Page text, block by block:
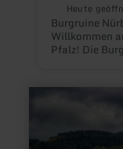
Heute
Burgruine
Willkommen
Pfalz! Die
Nordschleife
"Die